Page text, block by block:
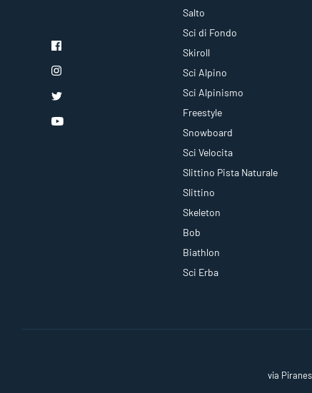
Salto
Sci di Fondo
Skiroll
Sci Alpino
Sci Alpinismo
Freestyle
Snowboard
Sci Velocita
Slittino Pista Naturale
Slittino
Skeleton
Bob
Biathlon
Sci Erba
via